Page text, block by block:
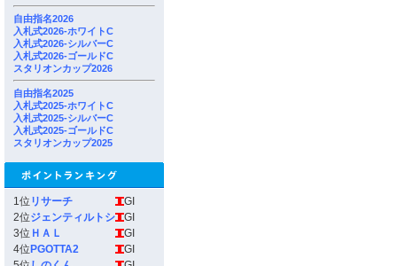
自由指名2026
入札式2026-ホワイトC
入札式2026-シルバーC
入札式2026-ゴールドC
スタリオンカップ2026
自由指名2025
入札式2025-ホワイトC
入札式2025-シルバーC
入札式2025-ゴールドC
スタリオンカップ2025
1位 リサーチ
GI
2位ジェンティルトシ
GI
3位 ＨＡＬ
GI
4位 PGOTTA2
GI